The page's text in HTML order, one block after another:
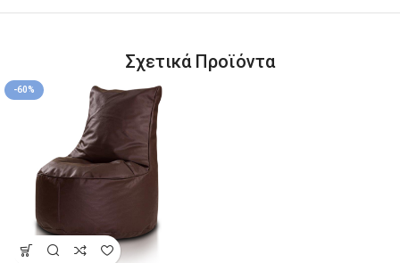
Σχετικά Προϊόντα
-60%